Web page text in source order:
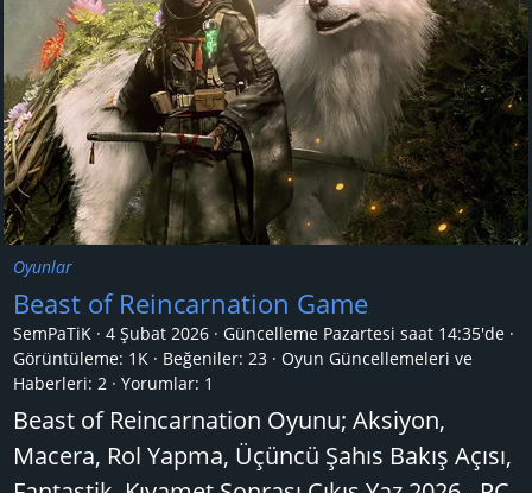
Oyunlar
Beast of Reincarnation Game
SemPaTiK 4 Şubat 2026 Güncelleme Pazartesi saat 14:35'de
Görüntüleme: 1K
Beğeniler: 23
Oyun Güncellemeleri ve
Haberleri: 2 Yorumlar: 1
Beast of Reincarnation Oyunu; Aksiyon,
Macera, Rol Yapma, Üçüncü Şahıs Bakış Açısı,